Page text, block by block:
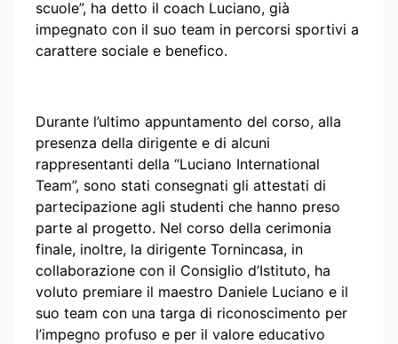
scuole”, ha detto il coach Luciano, già
impegnato con il suo team in percorsi sportivi a
carattere sociale e benefico.
Durante l’ultimo appuntamento del corso, alla
presenza della dirigente e di alcuni
rappresentanti della “Luciano International
Team”, sono stati consegnati gli attestati di
partecipazione agli studenti che hanno preso
parte al progetto. Nel corso della cerimonia
finale, inoltre, la dirigente Tornincasa, in
collaborazione con il Consiglio d’Istituto, ha
voluto premiare il maestro Daniele Luciano e il
suo team con una targa di riconoscimento per
l’impegno profuso e per il valore educativo